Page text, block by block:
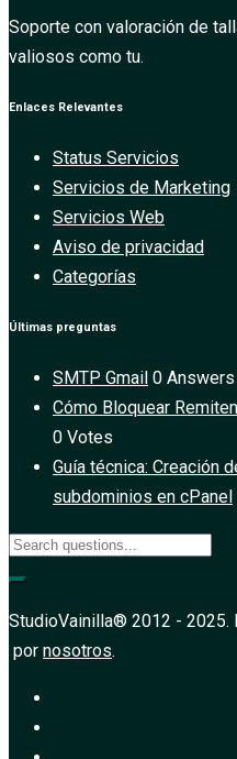
Soporte con valoración de
valiosos como tu.
Enlaces Relevantes
Status Servicios
Servicios de Marketing
Servicios Web
Aviso de privacidad
Categorías
Últimas preguntas
SMTP Gmail 0
Cómo Bloquear
0 Votes
Guía técnica: Creación
subdominios en cPanel
StudioVainilla® 2012 - 2025.
por nosotros.